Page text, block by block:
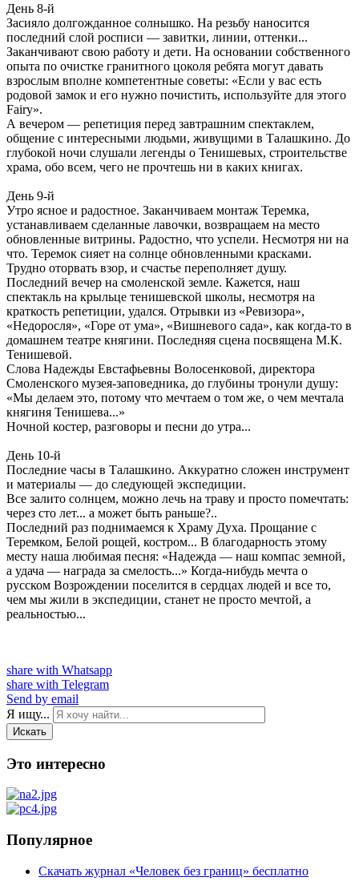
День 8-й
Засияло долгожданное солнышко. На резьбу наносится
последний слой росписи — завитки, линии, оттенки...
Заканчивают свою работу и дети. На основании собственного
опыта по очистке гранитного цоколя ребята могут давать
взрослым вполне компетентные советы: «Если у вас есть
родовой замок и его нужно почистить, используйте для этого
Fairy».
А вечером — репетиция перед завтрашним спектаклем,
общение с интересными людьми, живущими в Талашкино. До
глубокой ночи слушали легенды о Тенишевых, строительстве
храма, обо всем, чего не прочтешь ни в каких книгах.
День 9-й
Утро ясное и радостное. Заканчиваем монтаж Теремка,
устанавливаем сделанные лавочки, возвращаем на место
обновленные витрины. Радостно, что успели. Несмотря ни на
что. Теремок сияет на солнце обновленными красками.
Трудно оторвать взор, и счастье переполняет душу.
Последний вечер на смоленской земле. Кажется, наш
спектакль на крыльце тенишевской школы, несмотря на
краткость репетиции, удался. Отрывки из «Ревизора»,
«Недоросля», «Горе от ума», «Вишневого сада», как когда-то в
домашнем театре княгини. Последняя сцена посвящена М.К.
Тенишевой.
Слова Надежды Евстафьевны Волосенковой, директора
Смоленского музея-заповедника, до глубины тронули душу:
«Мы делаем это, потому что мечтаем о том же, о чем мечтала
княгиня Тенишева...»
Ночной костер, разговоры и песни до утра...
День 10-й
Последние часы в Талашкино. Аккуратно сложен инструмент
и материалы — до следующей экспедиции.
Все залито солнцем, можно лечь на траву и просто помечтать:
через сто лет... а может быть раньше?..
Последний раз поднимаемся к Храму Духа. Прощание с
Теремком, Белой рощей, костром... В благодарность этому
месту наша любимая песня: «Надежда — наш компас земной,
а удача — награда за смелость...» Когда-нибудь мечта о
русском Возрождении поселится в сердцах людей и все то,
чем мы жили в экспедиции, станет не просто мечтой, а
реальностью...
share with Whatsapp
share with Telegram
Send by email
Я ищу...
Искать
Это интересно
Популярное
Скачать журнал «Человек без границ» бесплатно